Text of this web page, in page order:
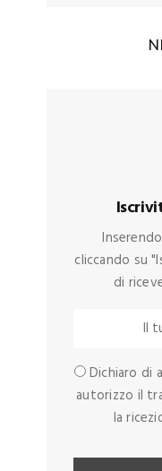
cliccando su
di
Dichiaro di
autorizzo il
la